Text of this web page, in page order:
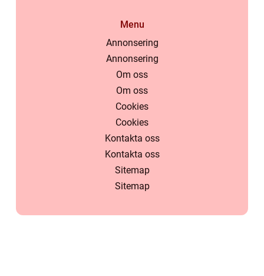
Menu
Annonsering
Annonsering
Om oss
Om oss
Cookies
Cookies
Kontakta oss
Kontakta oss
Sitemap
Sitemap